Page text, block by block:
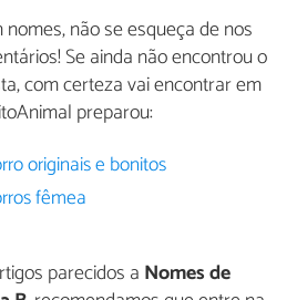
não se esqueça de nos
Se ainda não encontrou o
com certeza vai encontrar em
preparou:
originais e bonitos
fêmea
parecidos a Nomes de